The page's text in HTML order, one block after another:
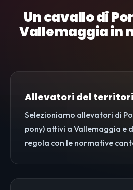
Un cavallo di
Vallemaggia in
Allevatori del
Selezioniamo allevatori di
pony) attivi a Vallemaggia e
regola con le normative